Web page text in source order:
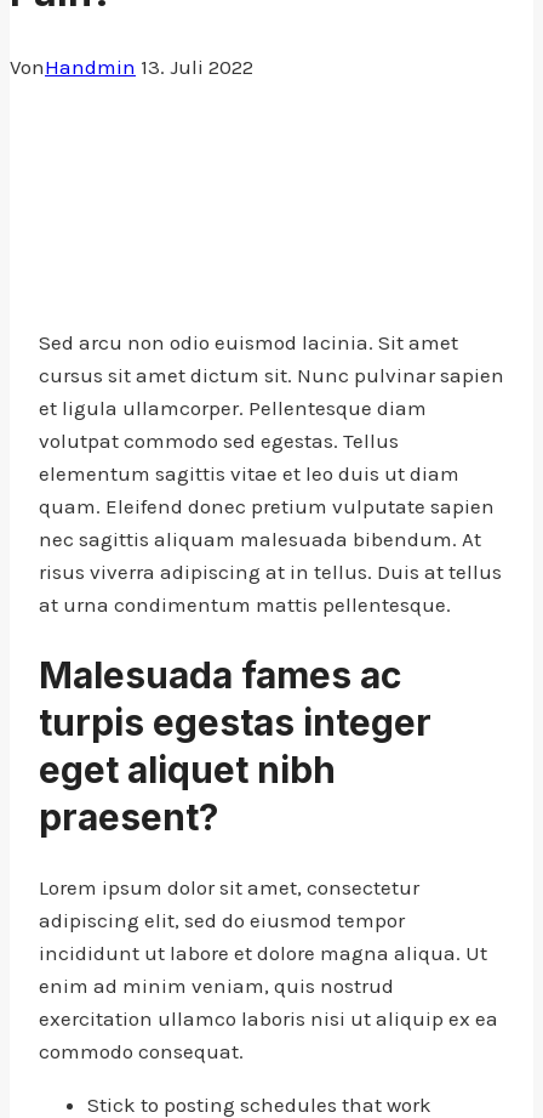
VonHandmin 13. Juli 2022
Sed arcu non odio euismod lacinia. Sit amet
cursus sit amet dictum sit. Nunc pulvinar sapien
et ligula ullamcorper. Pellentesque diam
volutpat commodo sed egestas. Tellus
elementum sagittis vitae et leo duis ut diam
quam. Eleifend donec pretium vulputate sapien
nec sagittis aliquam malesuada bibendum. At
risus viverra adipiscing at in tellus. Duis at tellus
at urna condimentum mattis pellentesque.
Malesuada fames ac
turpis egestas integer
eget aliquet nibh
praesent?
Lorem ipsum dolor sit amet, consectetur
adipiscing elit, sed do eiusmod tempor
incididunt ut labore et dolore magna aliqua. Ut
enim ad minim veniam, quis nostrud
exercitation ullamco laboris nisi ut aliquip ex ea
commodo consequat.
Stick to posting schedules that work